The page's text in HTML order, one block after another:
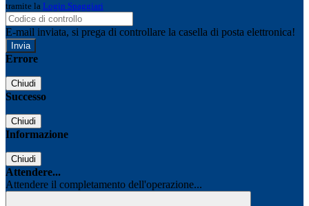
tramite la Login Spaggiari
E-mail inviata, si prega di controllare la casella di posta elettronica!
Errore
Chiudi
Successo
Chiudi
Informazione
Chiudi
Attendere...
Attendere il completamento dell'operazione...